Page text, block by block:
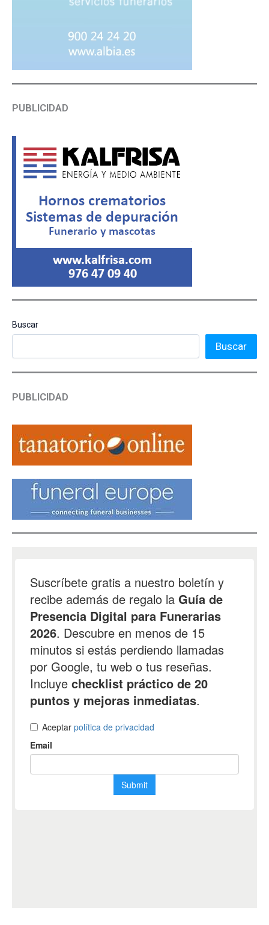
PUBLICIDAD
Buscar
Buscar
PUBLICIDAD